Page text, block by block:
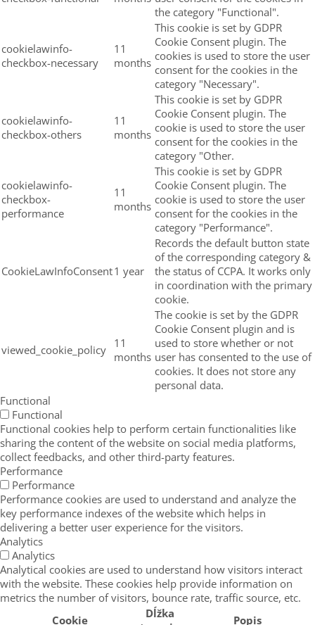
the category "Functional".
cookielawinfo-
checkbox-necessary
11
months
This cookie is set by GDPR
Cookie Consent plugin. The
cookies is used to store the user
consent for the cookies in the
category "Necessary".
cookielawinfo-
checkbox-others
11
months
This cookie is set by GDPR
Cookie Consent plugin. The
cookie is used to store the user
consent for the cookies in the
category "Other.
cookielawinfo-
checkbox-
performance
11
months
This cookie is set by GDPR
Cookie Consent plugin. The
cookie is used to store the user
consent for the cookies in the
category "Performance".
CookieLawInfoConsent1 year
Records the default button state
of the corresponding category &
the status of CCPA. It works only
in coordination with the primary
cookie.
viewed_cookie_policy 11
months
The cookie is set by the GDPR
Cookie Consent plugin and is
used to store whether or not
user has consented to the use of
cookies. It does not store any
personal data.
Functional
Functional
Functional cookies help to perform certain functionalities like
sharing the content of the website on social media platforms,
collect feedbacks, and other third-party features.
Performance
Performance
Performance cookies are used to understand and analyze the
key performance indexes of the website which helps in
delivering a better user experience for the visitors.
Analytics
Analytics
Analytical cookies are used to understand how visitors interact
with the website. These cookies help provide information on
metrics the number of visitors, bounce rate, traffic source, etc.
Cookie
Dĺžka
Popis